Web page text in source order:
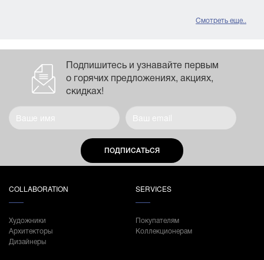
Смотреть еще..
Подпишитесь и узнавайте первым
о горячих предложениях, акциях,
скидках!
ПОДПИСАТЬСЯ
COLLABORATION
Художники
Архитекторы
Дизайнеры
SERVICES
Покупателям
Коллекционерам